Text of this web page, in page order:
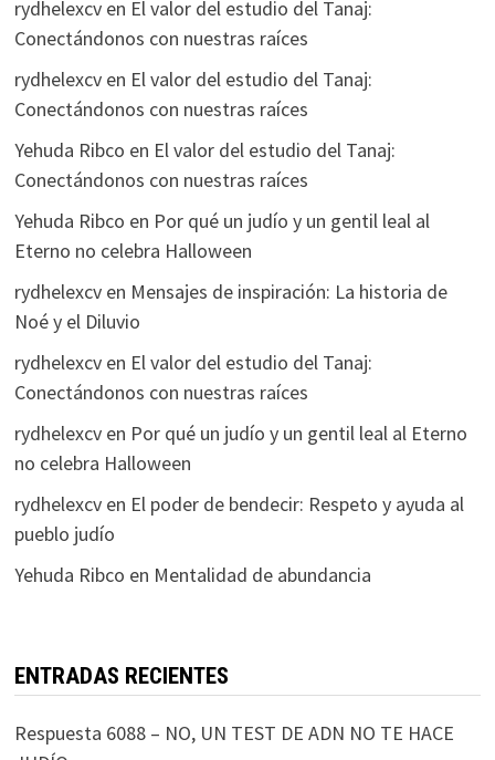
rydhelexcven El valor del estudio del Tanaj:
Conectándonos con nuestras raíces
rydhelexcven El valor del estudio del Tanaj:
Conectándonos con nuestras raíces
Yehuda Ribco en El valor del estudio del Tanaj:
Conectándonos con nuestras raíces
Yehuda Ribco en Por qué un judío y un gentil leal al
Eterno no celebra Halloween
rydhelexcven Mensajes de inspiración: La historia de
Noé y el Diluvio
rydhelexcven El valor del estudio del Tanaj:
Conectándonos con nuestras raíces
rydhelexcven Por qué un judío y un gentil leal al Eterno
no celebra Halloween
rydhelexcven El poder de bendecir: Respeto y ayuda al
pueblo judío
Yehuda Ribco en Mentalidad de abundancia
ENTRADAS RECIENTES
Respuesta 6088 – NO, UN TEST DE ADN NO TE HACE